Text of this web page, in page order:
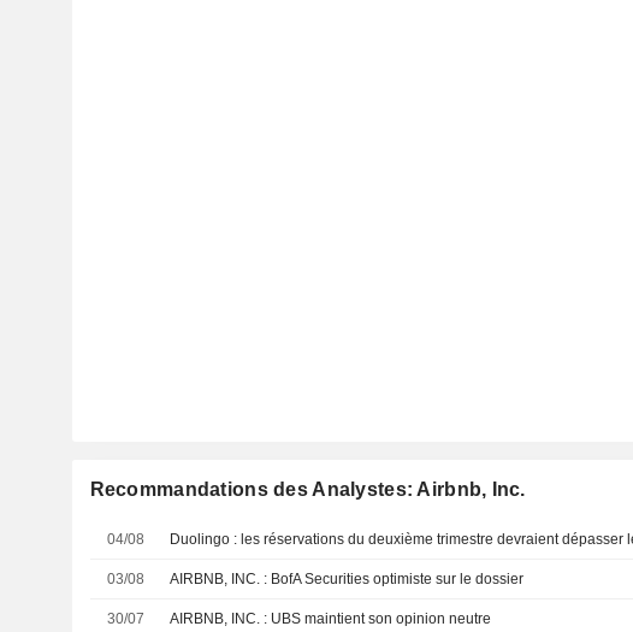
Recommandations des Analystes: Airbnb, Inc.
04/08
03/08 AIRBNB, INC. : BofA Securities optimiste sur le dossier
30/07 AIRBNB, INC. : UBS maintient son opinion neutre